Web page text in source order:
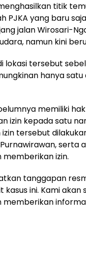
titik
yang baru
jalan Wirosari-
namun kini
lokasi tersebut
hanya
memiliki
izin kepada satu
tersebut
serta
memberikan izin.
tanggapan
ini. Kami akan